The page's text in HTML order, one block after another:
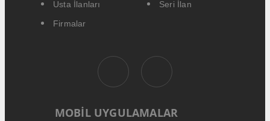
Usta İlanları
Seri İlan
Firmalar
MOBİL UYGULAMALAR